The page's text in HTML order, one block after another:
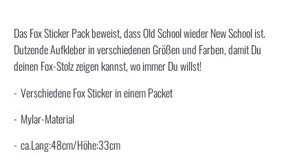
Das Fox Sticker Pack beweist, dass Old School wieder New School ist.
Dutzende Aufkleber in verschiedenen Größen und Farben, damit Du
deinen Fox-Stolz zeigen kannst, wo immer Du willst!
Verschiedene Fox Sticker in einem Packet
Mylar-Material
ca.Lang:48cm/Höhe:33cm